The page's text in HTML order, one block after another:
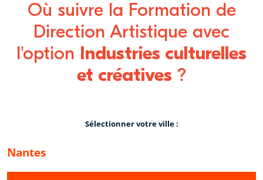
Où suivre la Formation de
Direction Artistique avec
l'option Industries culturelles
et créatives ?
Sélectionner votre ville :
Nantes